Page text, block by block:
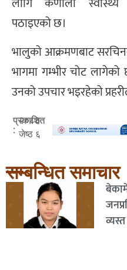
पठाइएको छ।
भालुको आक्रमणबाट
भागमा गम्भीर चोट लागेको
उनको उपचार भइरहेको
प्रकाशित
:
२०८३
जेष्ठ ६
सम्बन्धित समाचार